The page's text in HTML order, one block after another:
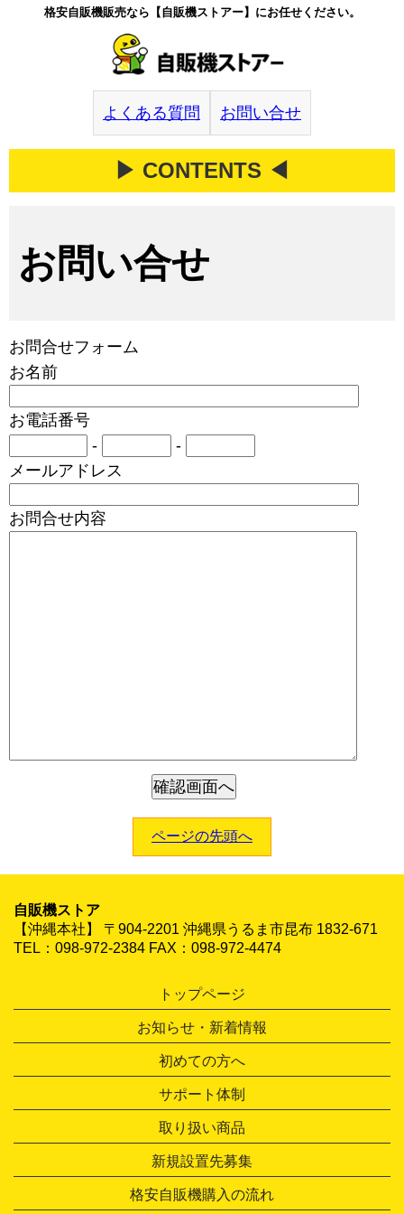
格安自販機販売なら【自販機ストアー】にお任せください。
よくある質問 お問い合せ
▶ CONTENTS ◀
お問い合せ
お問合せフォーム
お名前
お電話番号
-
-
メールアドレス
お問合せ内容
ページの先頭へ
自販機ストア
【沖縄本社】 〒904-2201 沖縄県うるま市昆布 1832-671
TEL：098-972-2384 FAX：098-972-4474
トップページ
お知らせ・新着情報
初めての方へ
サポート体制
取り扱い商品
新規設置先募集
格安自販機購入の流れ